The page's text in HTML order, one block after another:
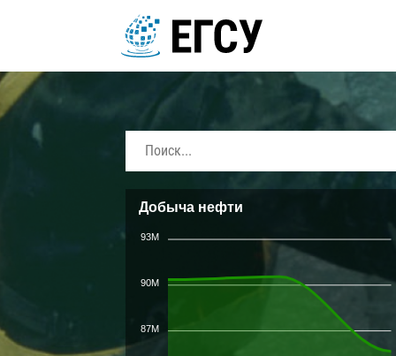
Добыча нефти
93M
90M
87M